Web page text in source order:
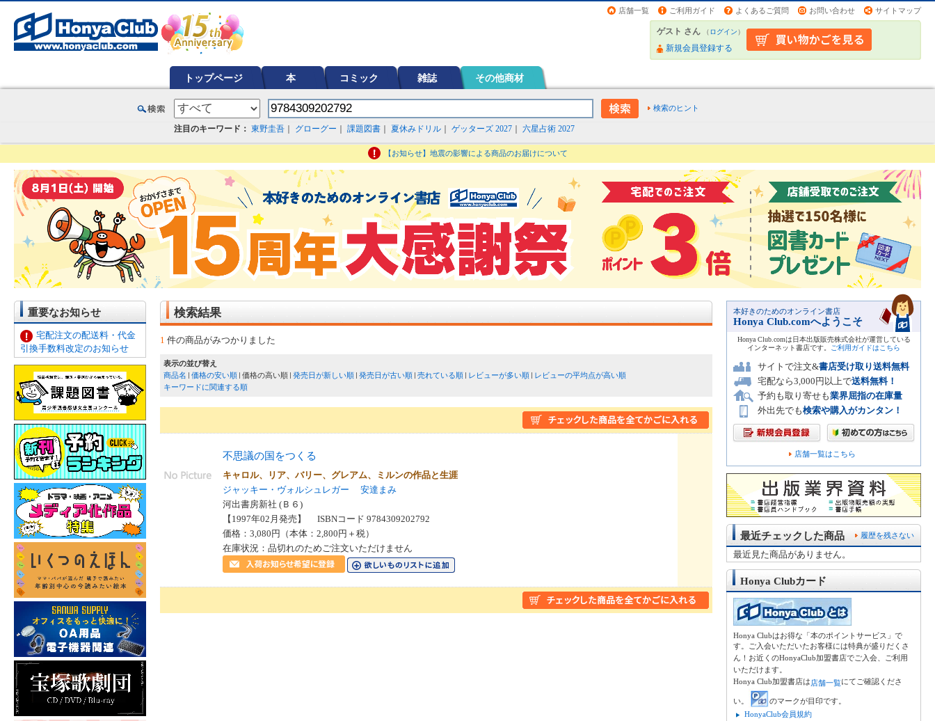
店舗一覧 ご利用ガイド よくあるご質問 お問い合わせ サイトマップ
ゲスト さん （ログイン）
新規会員登録する
トップページ 本 コミック 雑誌 その他商材
検索のヒント
注目のキーワード： 東野圭吾 グローグー 課題図書 夏休みドリル ゲッターズ 2027 六星占術 2027
【お知らせ】地震の影響による商品のお届けについて
重要なお知らせ
宅配注文の配送料・代金
引換手数料改定のお知らせ
検索結果
1 件の商品がみつかりました
表示の並び替え
商品名
価格の安い順 価格の高い順 発売日が新しい順 発売日が古い順 売れている順 レビューが多い順
レビューの平均点が高い順
キーワードに関連する順
不思議の国をつくる
キャロル、リア、バリー、グレアム、ミルンの作品と生涯
ジャッキー・ヴォルシュレガー
安達まみ
河出書房新社 (Ｂ６)
【1997年02月発売】 ISBNコード 9784309202792
価格：3,080円（本体：2,800円＋税）
在庫状況：品切れのためご注文いただけません
本好きのためのオンライン書店
Honya Club.comへようこそ
Honya Club.comは日本出版販売株式会社が運営している
インターネット書店です。
ご利用ガイドはこちら
サイトで注文&書店受け取り送料無料
宅配なら3,000円以上で送料無料！
予約も取り寄せも業界屈指の在庫量
外出先でも検索や購入がカンタン！
店舗一覧はこちら
履歴を残さない
最近チェックした商品
最近見た商品がありません。
Honya Clubカード
Honya Clubはお得な「本のポイントサービス」で
す。ご入会いただいたお客様には特典が盛りだくさ
ん！お近くのHonyaClub加盟書店でご入会、ご利用
いただけます。
Honya Club加盟書店は店舗一覧にてご確認くださ
い。
のマークが目印です。
HonyaClub会員規約